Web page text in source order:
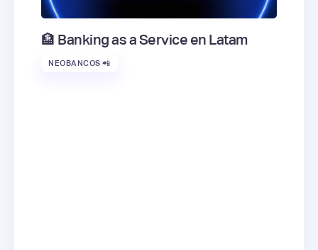
🏦 Banking as a Service en Latam
NEOBANCOS 📲